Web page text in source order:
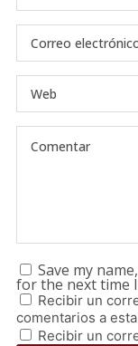
Save my
for the next time
Recibir un
comentarios a
Recibir un